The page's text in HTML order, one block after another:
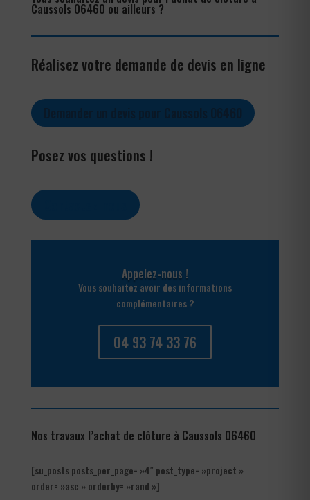
Caussols 06460 ou ailleurs ?
Réalisez votre demande de devis en ligne
Posez vos questions !
Appelez-nous !
Vous souhaitez avoir des informations
complémentaires ?
04 93 74 33 76
Nos travaux l’achat de clôture à Caussols 06460
[su_posts posts_per_page= »4″ post_type= »project »
order= »asc » orderby= »rand »]